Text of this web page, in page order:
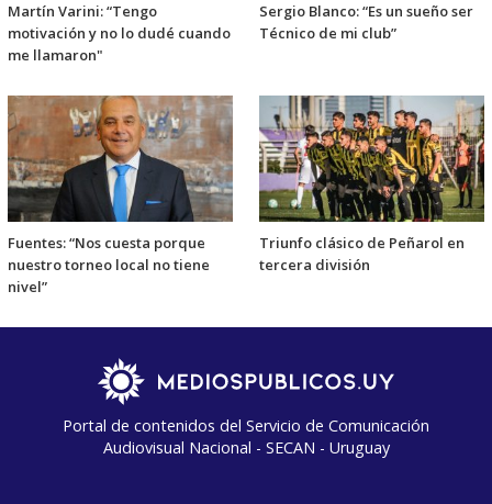
Martín Varini: “Tengo
motivación y no lo dudé cuando
me llamaron"
Sergio Blanco: “Es un sueño ser
Técnico de mi club”
Fuentes: “Nos cuesta porque
nuestro torneo local no tiene
nivel”
Triunfo clásico de Peñarol en
tercera división
Portal de contenidos del Servicio de Comunicación
Audiovisual Nacional - SECAN - Uruguay